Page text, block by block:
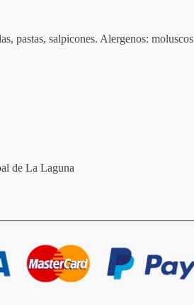
pastas, salpicones. Alergenos: moluscos
de La Laguna